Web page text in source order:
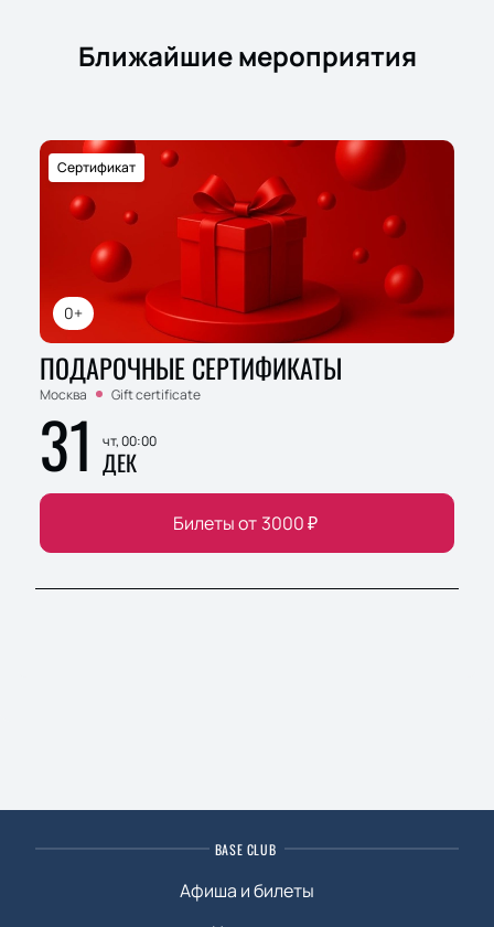
Ближайшие мероприятия
0+
Сертификат
ПОДАРОЧНЫЕ СЕРТИФИКАТЫ
Москва Gift certificate
31 чт, 00:00
ДЕК
Билеты от 3000₽
BASE CLUB
Афиша и билеты